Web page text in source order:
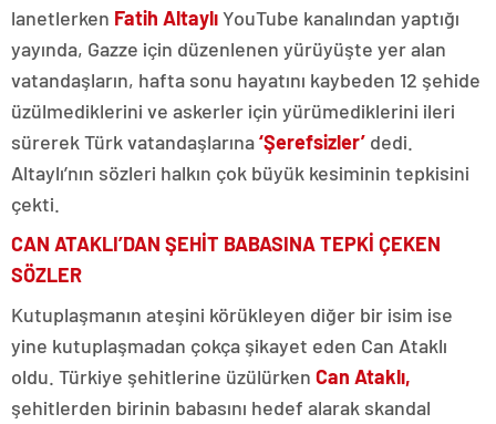
lanetlerken Fatih AltaylıYouTube kanalından yaptığı
yayında, Gazze için düzenlenen yürüyüşte yer alan
vatandaşların, hafta sonu hayatını kaybeden 12 şehide
üzülmediklerini ve askerler için yürümediklerini ileri
sürerek Türk vatandaşlarına‘Şerefsizler’ dedi.
Altaylı’nın sözleri halkın çok büyük kesiminin tepkisini
çekti.
CAN ATAKLI’DAN ŞEHİT BABASINA TEPKİ ÇEKEN
SÖZLER
Kutuplaşmanın ateşini körükleyen diğer bir isim ise
yine kutuplaşmadan çokça şikayet eden Can Ataklı
oldu. Türkiye şehitlerine üzülürken Can Ataklı,
şehitlerden birinin babasını hedef alarak skandal